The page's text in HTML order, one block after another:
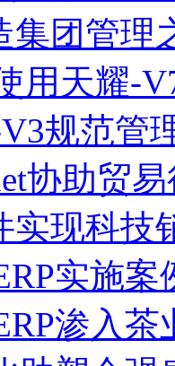
集团管理
用天耀-
规范管
协助贸
实现科技
实施案
渗入茶